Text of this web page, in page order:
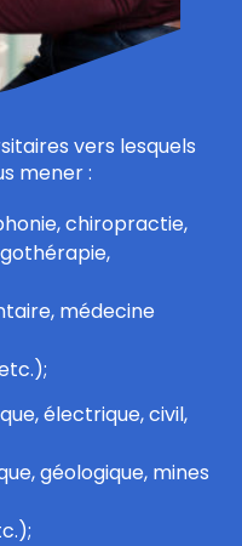
vers lesquels
mener :
chiropractie,
médecine
électrique, civil,
géologique, mines